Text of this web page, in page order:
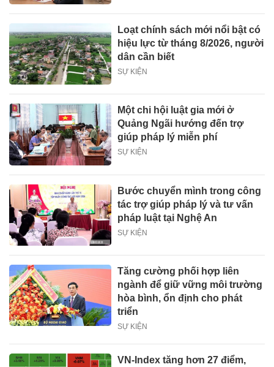
Loạt chính sách mới nổi bật có
hiệu lực từ tháng 8/2026, người
dân cần biết
SỰ KIỆN
Một chi hội luật gia mới ở
Quảng Ngãi hướng đến trợ
giúp pháp lý miễn phí
SỰ KIỆN
Bước chuyển mình trong công
tác trợ giúp pháp lý và tư vấn
pháp luật tại Nghệ An
SỰ KIỆN
Tăng cường phối hợp liên
ngành để giữ vững môi trường
hòa bình, ổn định cho phát
triển
SỰ KIỆN
VN-Index tăng hơn 27 điểm,